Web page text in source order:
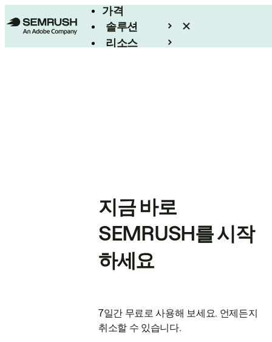
가격
솔루션
리소스
지금 바로
SEMRUSH를 시작
하세요
7일간 무료로 사용해 보세요. 언제든지
취소할 수 있습니다.